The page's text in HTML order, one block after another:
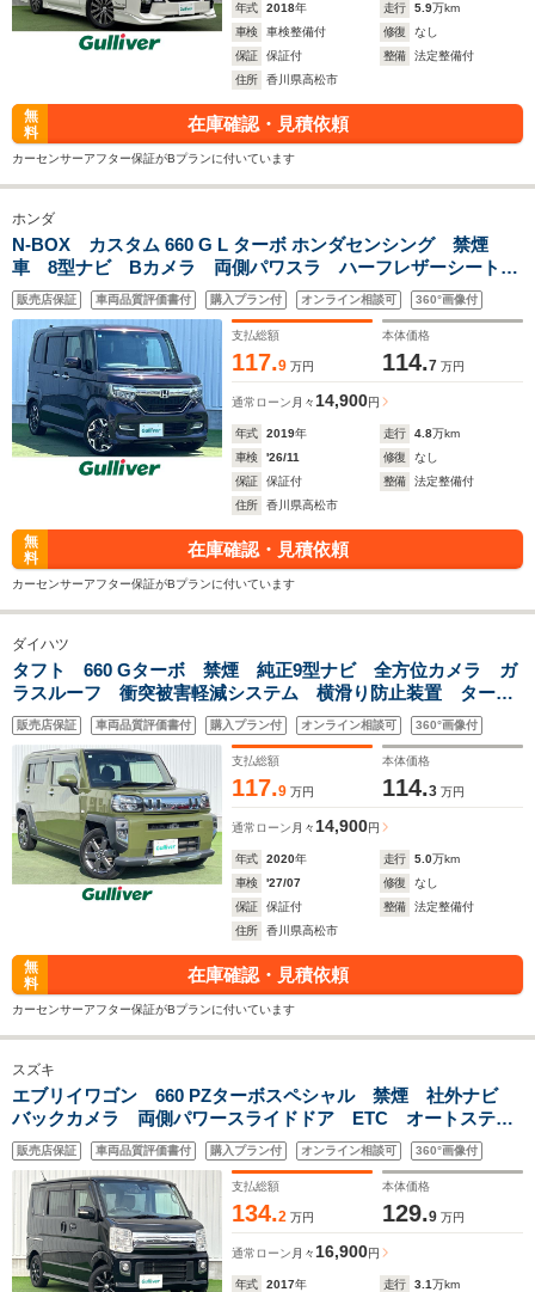
年式 2018年 走行 5.9万km
車検
車検整備付 修復
なし
保証
保証付 整備
法定整備付
住所
香川県高松市
無
料
在庫確認・見積依頼
カーセンサーアフター保証がBプランに付いています
ホンダ
N-BOX カスタム 660 G L ターボ ホンダセンシング 禁煙
車 8型ナビ Bカメラ 両側パワスラ ハーフレザーシート
前席シートヒーター 追従型クルコン パドルシフト ピタ駐
ミラー LEDオートライト ビルトインETC 15インチAW
アイドリングストップ
販売店保証 車両品質評価書付 購入プラン付 オンライン相談可 360°画像付
支払総額
117.9 万円
本体価格
114.7 万円
通常ローン 月々 14,900円
年式 2019年 走行 4.8万km
車検
'26/11 修復
なし
保証
保証付 整備
法定整備付
住所
香川県高松市
無
料
在庫確認・見積依頼
カーセンサーアフター保証がBプランに付いています
ダイハツ
タフト 660 Gターボ 禁煙 純正9型ナビ 全方位カメラ ガ
ラスルーフ 衝突被害軽減システム 横滑り防止装置 ター
ボ フルセグTV 前方ドライブレコーダー 前席シートヒータ
ー LED ETC スマートキー スペアキー
販売店保証 車両品質評価書付 購入プラン付 オンライン相談可 360°画像付
支払総額
117.9 万円
本体価格
114.3 万円
通常ローン 月々 14,900円
年式 2020年 走行 5.0万km
車検
'27/07 修復
なし
保証
保証付 整備
法定整備付
住所
香川県高松市
無
料
在庫確認・見積依頼
カーセンサーアフター保証がBプランに付いています
スズキ
エブリイワゴン 660 PZターボスペシャル 禁煙 社外ナビ
バックカメラ 両側パワースライドドア ETC オートステッ
プ デジタルインナーミラー Bluetooth レザー調シートカ
バー ステアリングリモコン 社外アルミホイール スペアキ
販売店保証 車両品質評価書付 購入プラン付 オンライン相談可 360°画像付
支払総額
134.2 万円
本体価格
129.9 万円
通常ローン 月々 16,900円
年式 2017年 走行 3.1万km